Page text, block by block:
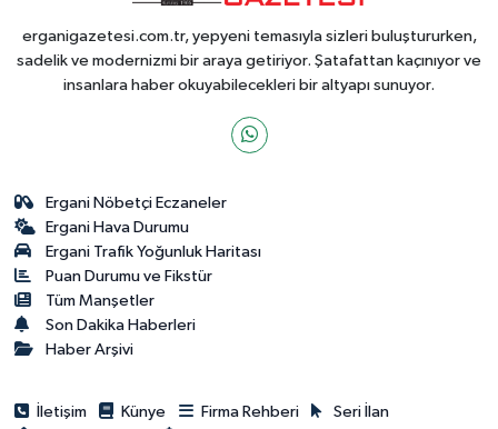
erganigazetesi.com.tr, yepyeni temasıyla sizleri buluştururken,
sadelik ve modernizmi bir araya getiriyor. Şatafattan kaçınıyor ve
insanlara haber okuyabilecekleri bir altyapı sunuyor.
Ergani Nöbetçi Eczaneler
Ergani Hava Durumu
Ergani Trafik Yoğunluk Haritası
Puan Durumu ve Fikstür
Tüm Manşetler
Son Dakika Haberleri
Haber Arşivi
İletişim Künye Firma Rehberi
Seri İlan